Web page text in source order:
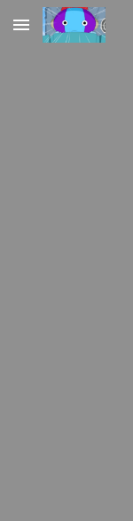
Skip to main content